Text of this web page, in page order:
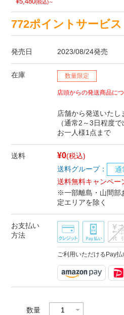
(税込)～
772ポイントサービ
発売日 2023/08/24発売
在庫 数量限定
店頭からの発送商品に
店舗から発送いたし
（通常2～3日程度で
お一人様1点まで
送料 ¥0(税込)
送料グループ：
通
送料無料キャンペー
※一部離島・山間部
定エリアを除く
お支払い
方法
ご利用いただけるPay払
数量